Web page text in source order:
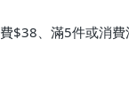
$38、滿5件或消
、萊爾富取貨付款
/貨運【單件運費